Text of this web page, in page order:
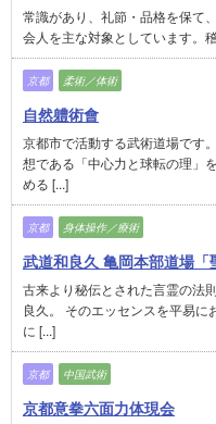
常識があり、礼節・品格を保て
会人を主な対象としています。
京都 柔術／体術
自然軆術會
京都市で活動する武術道場です
想である「中心力と球転の理」
める [...]
京都 身体操作／療術
武道和良久 亀岡本部道場「
古来より秘伝とされた言霊の法
良久。 そのエッセンスを平易
に [...]
京都 中国武術
京都意拳六面力体現会